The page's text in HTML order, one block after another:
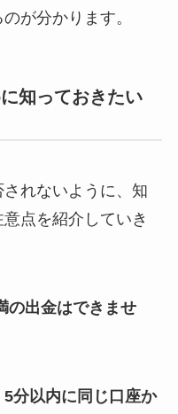
が分かります。
知っておきたい
れないように、知
点を紹介していき
の出金はできませ
5分以内に同じ口座か